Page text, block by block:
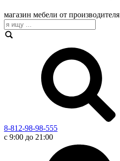
магазин мебели от производителя
8-812-98-98-555
с 9:00 до 21:00